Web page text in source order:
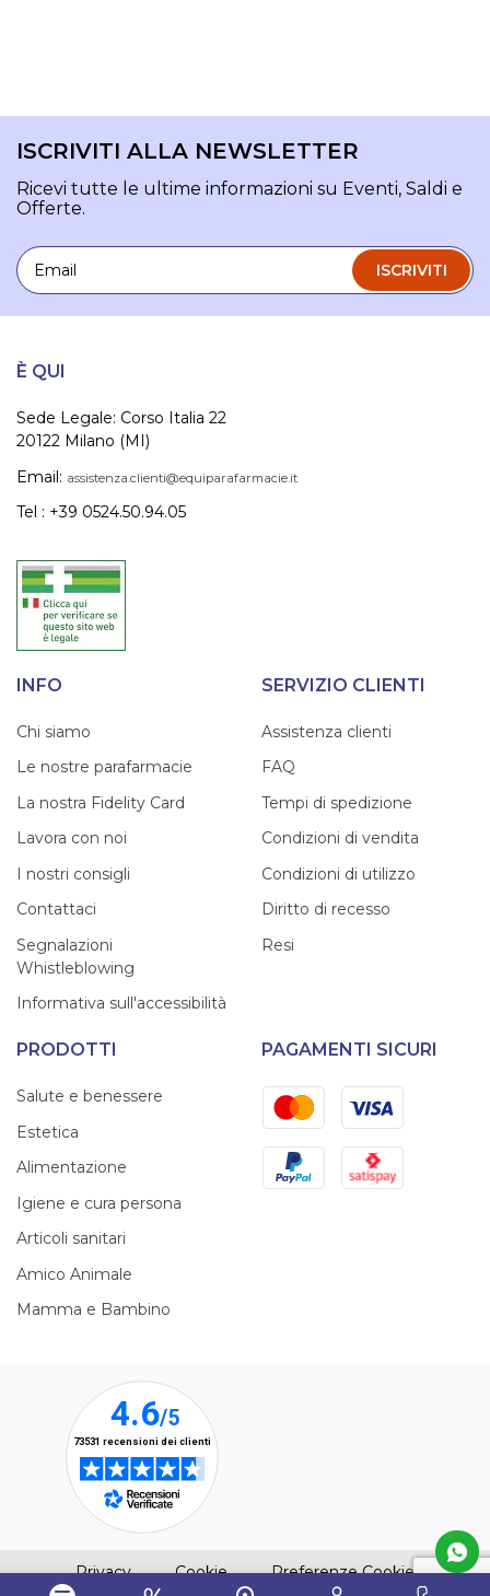
ISCRIVITI ALLA NEWSLETTER
Ricevi tutte le ultime informazioni su Eventi, Saldi e
Offerte.
Email
ISCRIVITI
È QUI
Sede Legale: Corso Italia 22
20122 Milano (MI)
Email: assistenza.clienti@equiparafarmacie.it
Tel : +39 0524.50.94.05
INFO
Chi siamo
Le nostre parafarmacie
La nostra Fidelity Card
Lavora con noi
I nostri consigli
Contattaci
Segnalazioni
Whistleblowing
Informativa sull'accessibilità
SERVIZIO CLIENTI
Assistenza clienti
FAQ
Tempi di spedizione
Condizioni di vendita
Condizioni di utilizzo
Diritto di recesso
Resi
PRODOTTI
Salute e benessere
Estetica
Alimentazione
Igiene e cura persona
Articoli sanitari
Amico Animale
Mamma e Bambino
PAGAMENTI SICURI
MastercardVisa
PayPal Satispay
Privacy(apre una nuova finestra)
Cookie(apre una nuova finestra)
Preferenze Cookie